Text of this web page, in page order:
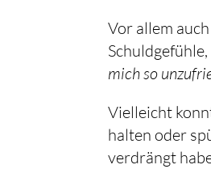
Vor allem
mich so
Vielleicht
halten oder
verdrängt